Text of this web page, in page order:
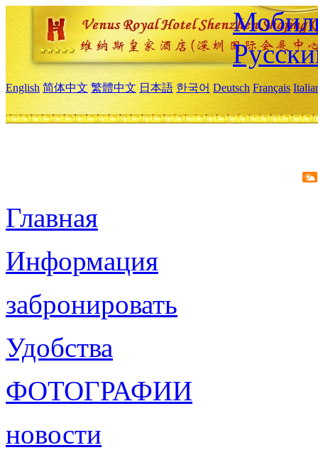
English 简体中文 繁體中文 日本語 한국어 Deutsch Français
Главная
Информация
забронировать
Удобства
ФОТОГРАФИИ
новости